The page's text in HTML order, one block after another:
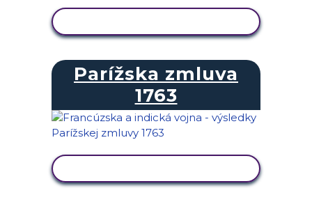
Parížska zmluva
1763